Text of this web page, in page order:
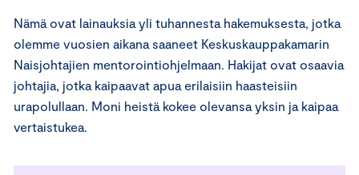
Nämä ovat lainauksia yli tuhannesta hakemuksesta, jotka
olemme vuosien aikana saaneet Keskuskauppakamarin
Naisjohtajien mentorointiohjelmaan. Hakijat ovat osaavia
johtajia, jotka kaipaavat apua erilaisiin haasteisiin
urapolullaan. Moni heistä kokee olevansa yksin ja kaipaa
vertaistukea.